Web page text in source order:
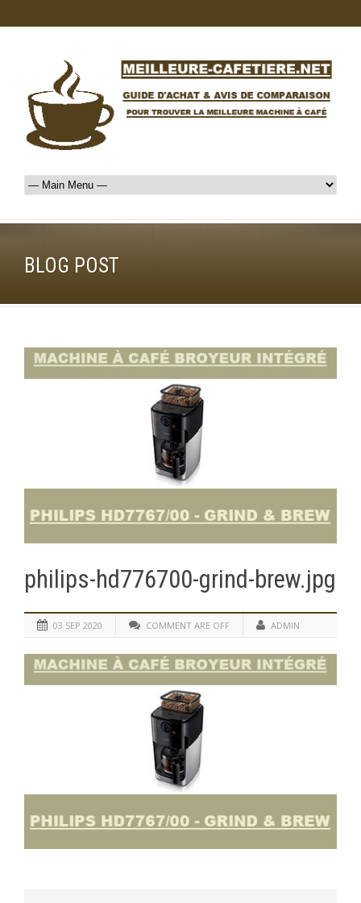
BLOG POST
philips-hd776700-grind-brew.jpg
03 SEP 2020 COMMENT ARE OFF ADMIN